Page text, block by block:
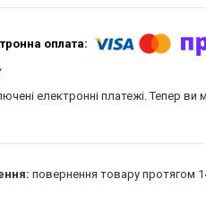
електронні платежі. Тепер
повернення товару протягом